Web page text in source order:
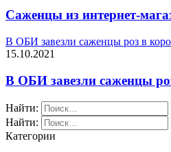
Саженцы из интернет-
В ОБИ завезли саженцы роз в
15.10.2021
В ОБИ завезли саженцы
Найти:
Найти:
Категории